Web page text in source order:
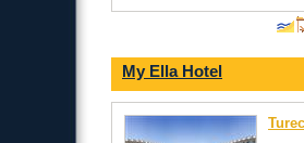
My Ella Hotel